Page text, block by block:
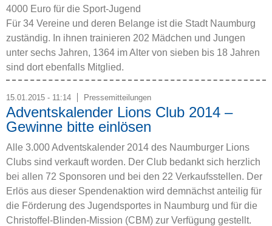
4000 Euro für die Sport-Jugend
Für 34 Vereine und deren Belange ist die Stadt Naumburg
zuständig. In ihnen trainieren 202 Mädchen und Jungen
unter sechs Jahren, 1364 im Alter von sieben bis 18 Jahren
sind dort ebenfalls Mitglied.
15.01.2015 - 11:14 Pressemitteilungen
Adventskalender Lions Club 2014 –
Gewinne bitte einlösen
Alle 3.000 Adventskalender 2014 des Naumburger Lions
Clubs sind verkauft worden. Der Club bedankt sich herzlich
bei allen 72 Sponsoren und bei den 22 Verkaufsstellen. Der
Erlös aus dieser Spendenaktion wird demnächst anteilig für
die Förderung des Jugendsportes in Naumburg und für die
Christoffel-Blinden-Mission (CBM) zur Verfügung gestellt.